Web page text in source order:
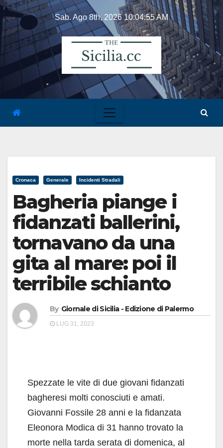
Skip
content
Sab. Ago 8th, 202610:04:55 AM
Cronaca Generale Incidenti Stradali
Bagheria piange i
fidanzati ballerini,
tornavano da una
gita al mare: poi il
terribile schianto
By Giornale di Sicilia - Edizione di Palermo
LUG 31, 2023
Spezzate le vite di due giovani fidanzati
bagheresi molti conosciuti e amati.
Giovanni Fossile 28 anni e la fidanzata
Eleonora Modica di 31 hanno trovato la
morte nella tarda serata di domenica, al